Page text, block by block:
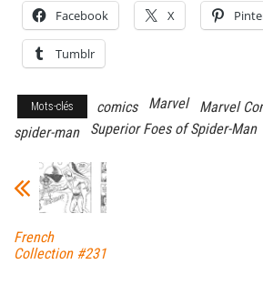
Facebook X
Tumblr
Mots-clés comics Marvel Marvel
spider-man
Superior Foes of Spider-Man
French
Collection #231